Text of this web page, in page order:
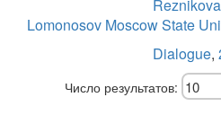
Lomonosov Moscow State
Dialogue,
Число результатов: